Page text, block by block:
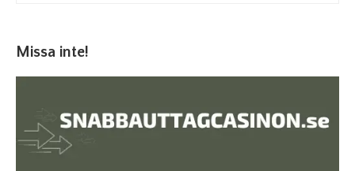
Missa inte!